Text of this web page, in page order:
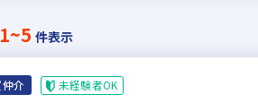
1~5 件表示
介 未経験者OK